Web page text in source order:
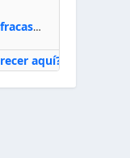
Lo que aprendimos del fracaso al emprender
aquí?